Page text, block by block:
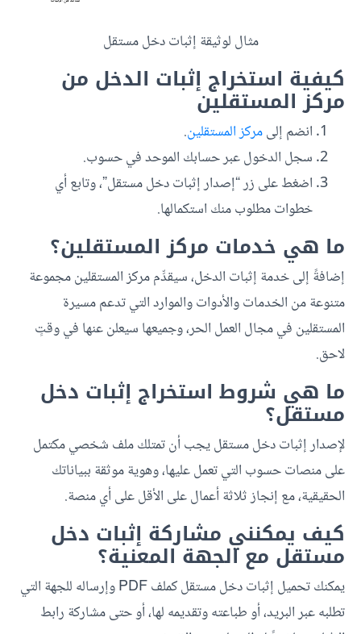
مثال لوثيقة إثبات دخل مستقل
كيفية استخراج إثبات الدخل من
مركز المستقلين
انضم إلىمركز المستقلين.
سجل الدخول عبر حسابك الموحد في حسوب.
اضغط على زر “إصدار إثبات دخل مستقل”، وتابع أي
خطوات مطلوب منك استكمالها.
ما هي خدمات مركز المستقلين؟
إضافةً إلى خدمة إثبات الدخل، سيقدِّم مركز المستقلين مجموعة
متنوعة من الخدمات والأدوات والموارد التي تدعم مسيرة
المستقلين في مجال العمل الحر، وجميعها سيعلن عنها في وقتٍ
لاحق.
ما هي شروط استخراج إثبات دخل
مستقل؟
لإصدار إثبات دخل مستقل يجب أن تمتلك ملف شخصي مكتمل
على منصات حسوب التي تعمل عليها، وهوية موثقة ببياناتك
الحقيقية، مع إنجاز ثلاثة أعمال على الأقل على أي منصة.
كيف يمكنني مشاركة إثبات دخل
مستقل مع الجهة المعنية؟
يمكنك تحميل إثبات دخل مستقل كملف PDF وإرساله للجهة التي
تطلبه عبر البريد، أو طباعته وتقديمه لها، أو حتى مشاركة رابط